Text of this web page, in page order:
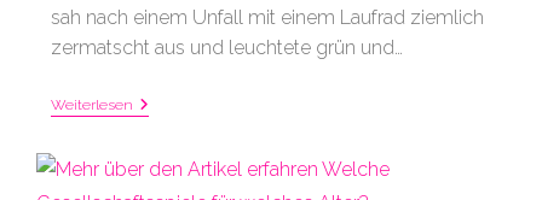
sah nach einem Unfall mit einem Laufrad ziemlich
zermatscht aus und leuchtete grün und…
Weiterlesen Berufsunfähigkeitsversicherung
–
Oh